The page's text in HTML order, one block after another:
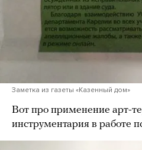
Заметка из газеты «Казенный дом»
Вот про применение арт-
инструментария в работе